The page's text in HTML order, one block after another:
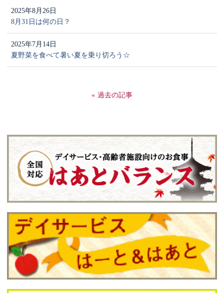
2025年8月26日
8月31日は何の日？
2025年7月14日
夏野菜を食べて暑い夏を乗り切ろう☆
過去の記事